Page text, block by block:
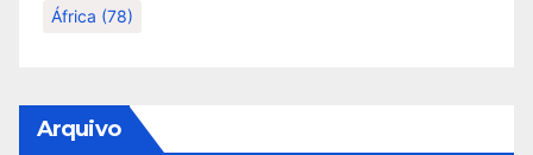
África (78)
Arquivo